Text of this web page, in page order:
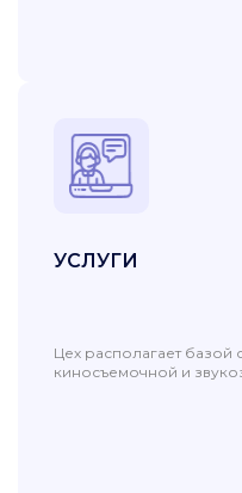
УСЛУГИ
Цех располагает
киносъемочной и